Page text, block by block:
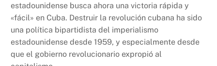
estadounidense busca ahora una victoria rápida y
«fácil» en Cuba. Destruir la revolución cubana ha sido
una política bipartidista del imperialismo
estadounidense desde 1959, y especialmente desde
que el gobierno revolucionario expropió al